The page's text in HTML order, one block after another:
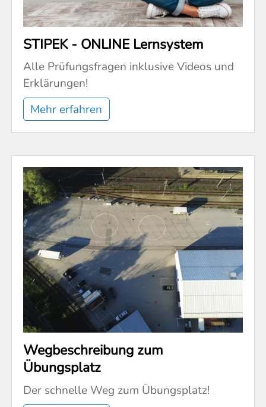
STIPEK - ONLINE Lernsystem
Alle Prüfungsfragen inklusive Videos und
Erklärungen!
Mehr erfahren
Wegbeschreibung zum
Übungsplatz
Der schnelle Weg zum Übungsplatz!